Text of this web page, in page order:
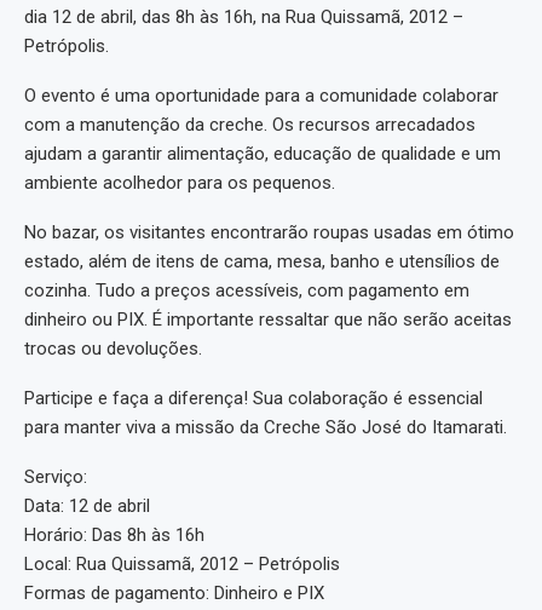
dia 12 de abril, das 8h às 16h, na Rua Quissamã, 2012 –
Petrópolis.
O evento é uma oportunidade para a comunidade colaborar
com a manutenção da creche. Os recursos arrecadados
ajudam a garantir alimentação, educação de qualidade e um
ambiente acolhedor para os pequenos.
No bazar, os visitantes encontrarão roupas usadas em ótimo
estado, além de itens de cama, mesa, banho e utensílios de
cozinha. Tudo a preços acessíveis, com pagamento em
dinheiro ou PIX. É importante ressaltar que não serão aceitas
trocas ou devoluções.
Participe e faça a diferença! Sua colaboração é essencial
para manter viva a missão da Creche São José do Itamarati.
Serviço:
Data: 12 de abril
Horário: Das 8h às 16h
Local: Rua Quissamã, 2012 – Petrópolis
Formas de pagamento: Dinheiro e PIX